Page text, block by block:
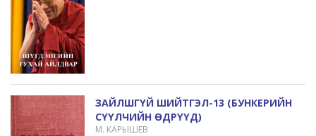
ЗАЙЛШГҮЙ ШИЙТГЭЛ-13 (БУНКЕРИЙН
СҮҮЛЧИЙН ӨДРҮҮД)
М. КАРЫШЕВ